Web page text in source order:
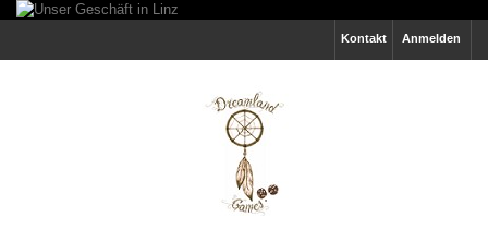
Anmelden
Kontakt